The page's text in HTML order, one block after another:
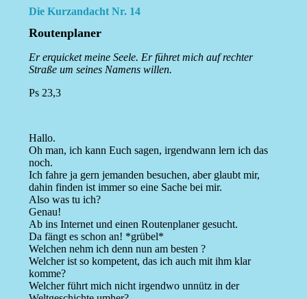
Die Kurzandacht Nr. 14
Routenplaner
Er erquicket meine Seele. Er führet mich auf rechter
Straße um seines Namens willen.
Ps 23,3
Hallo.
Oh man, ich kann Euch sagen, irgendwann lern ich das
noch.
Ich fahre ja gern jemanden besuchen, aber glaubt mir,
dahin finden ist immer so eine Sache bei mir.
Also was tu ich?
Genau!
Ab ins Internet und einen Routenplaner gesucht.
Da fängt es schon an! *grübel*
Welchen nehm ich denn nun am besten ?
Welcher ist so kompetent, das ich auch mit ihm klar
komme?
Welcher führt mich nicht irgendwo unnütz in der